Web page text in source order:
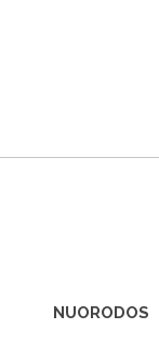
NUORODOS